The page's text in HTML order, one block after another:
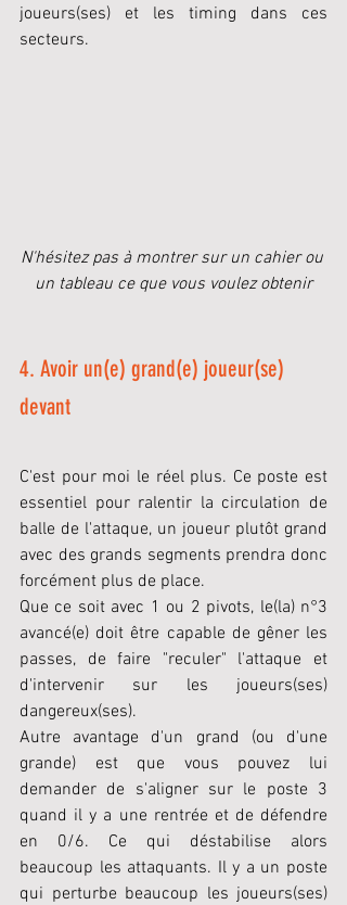
joueurs(ses) et les timing dans ces
secteurs.
N'hésitez pas à montrer sur un cahier ou
un tableau ce que vous voulez obtenir
4. Avoir un(e) grand(e) joueur(se)
devant
C'est pour moi le réel plus. Ce poste est
essentiel pour ralentir la circulation de
balle de l'attaque, un joueur plutôt grand
avec des grands segments prendra donc
forcément plus de place.
Que ce soit avec 1 ou 2 pivots, le(la) n°3
avancé(e) doit être capable de gêner les
passes, de faire "reculer" l'attaque et
d'intervenir sur les joueurs(ses)
dangereux(ses).
Autre avantage d'un grand (ou d'une
grande) est que vous pouvez lui
demander de s'aligner sur le poste 3
quand il y a une rentrée et de défendre
en 0/6. Ce qui déstabilise alors
beaucoup les attaquants. Il y a un poste
qui perturbe beaucoup les joueurs(ses)